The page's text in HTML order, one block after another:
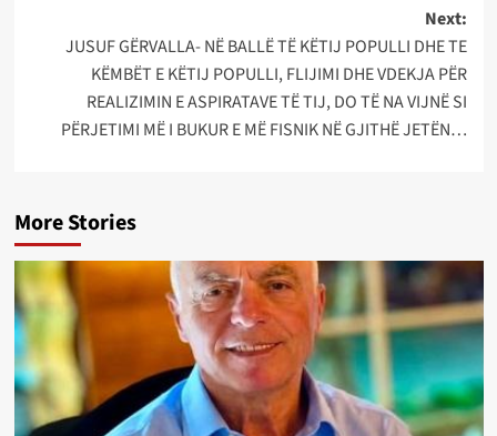
Next:
JUSUF GËRVALLA- NË BALLË TË KËTIJ POPULLI DHE TE
KËMBËT E KËTIJ POPULLI, FLIJIMI DHE VDEKJA PËR
REALIZIMIN E ASPIRATAVE TË TIJ, DO TË NA VIJNË SI
PËRJETIMI MË I BUKUR E MË FISNIK NË GJITHË JETËN…
More Stories